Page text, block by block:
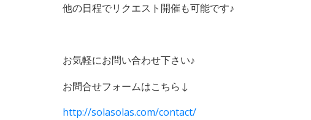
他の日程でリクエスト開催も可能です♪
お気軽にお問い合わせ下さい♪
お問合せフォームはこちら↓
http://solasolas.com/contact/